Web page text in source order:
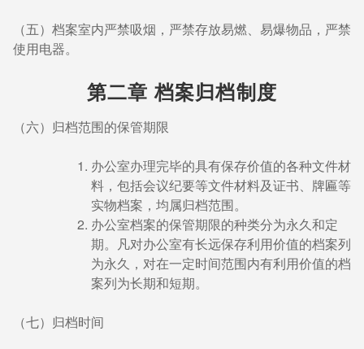
（五）档案室内严禁吸烟，严禁存放易燃、易爆物品，严禁
使用电器。
第二章 档案归档制度
（六）归档范围的保管期限
办公室办理完毕的具有保存价值的各种文件材
料，包括会议纪要等文件材料及证书、牌匾等
实物档案，均属归档范围。
办公室档案的保管期限的种类分为永久和定
期。凡对办公室有长远保存利用价值的档案列
为永久，对在一定时间范围内有利用价值的档
案列为长期和短期。
（七）归档时间